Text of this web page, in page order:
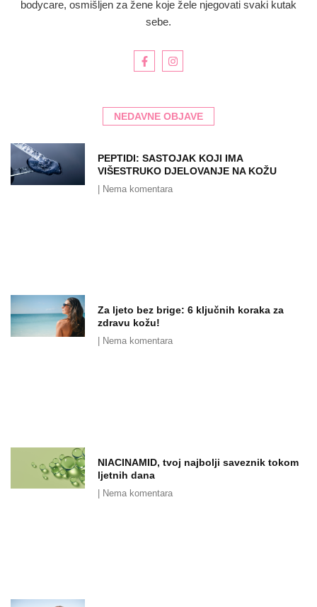
bodycare, osmišljen za žene koje žele njegovati svaki kutak
sebe.
NEDAVNE OBJAVE
PEPTIDI: SASTOJAK KOJI IMA
VIŠESTRUKO DJELOVANJE NA KOŽU
Nema komentara
Za ljeto bez brige: 6 ključnih koraka za
zdravu kožu!
Nema komentara
NIACINAMID, tvoj najbolji saveznik tokom
ljetnih dana
Nema komentara